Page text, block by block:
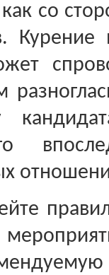
со
Курение